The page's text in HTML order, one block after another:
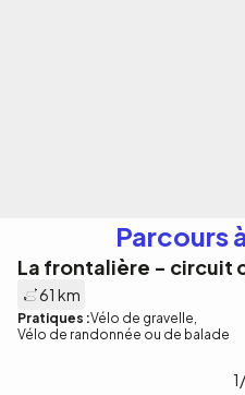
Parcours
La frontalière - circuit
61 km
Pratiques :Vélo de gravelle
Vélo de randonnée ou de balade
1